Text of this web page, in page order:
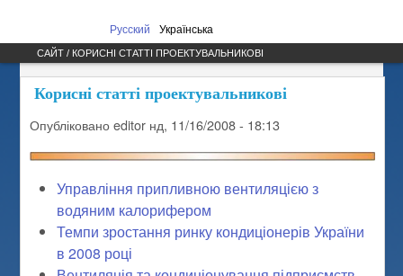
Русский Українська
САЙТ / КОРИСНІ СТАТТІ ПРОЕКТУВАЛЬНИКОВІ
Корисні статті проектувальникові
Опублікованоeditor нд, 11/16/2008 - 18:13
Управління припливною вентиляцією з
водяним калорифером
Темпи зростання ринку кондиціонерів України
в 2008 році